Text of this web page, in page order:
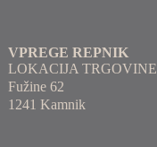
VPREGE REPNIK
LOKACIJA TRGOVINE
Fužine 62
1241 Kamnik